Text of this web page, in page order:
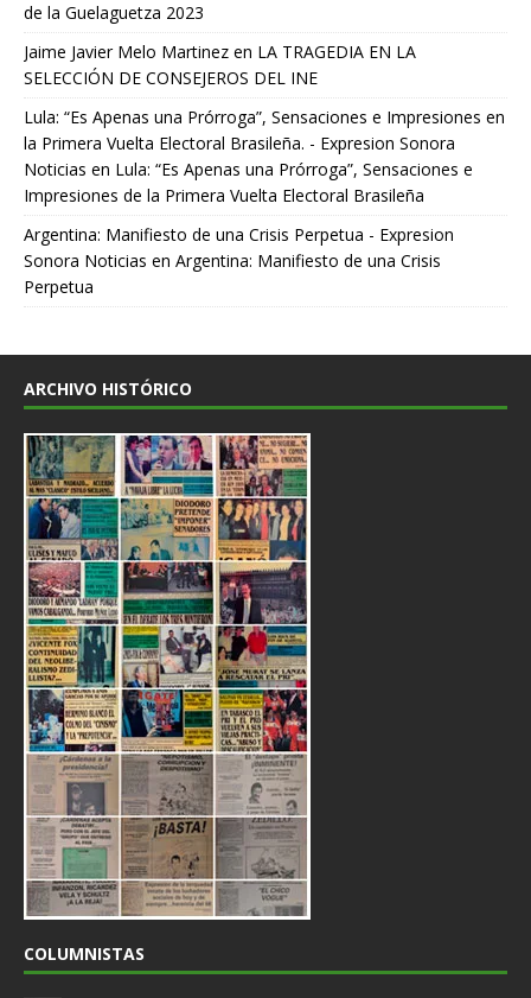
de la Guelaguetza 2023
Jaime Javier Melo Martinez en LA TRAGEDIA EN LA
SELECCIÓN DE CONSEJEROS DEL INE
Lula: “Es Apenas una Prórroga”, Sensaciones e Impresiones en
la Primera Vuelta Electoral Brasileña. - Expresion Sonora
Noticias en Lula: “Es Apenas una Prórroga”, Sensaciones e
Impresiones de la Primera Vuelta Electoral Brasileña
Argentina: Manifiesto de una Crisis Perpetua - Expresion
Sonora Noticias en Argentina: Manifiesto de una Crisis
Perpetua
ARCHIVO HISTÓRICO
COLUMNISTAS